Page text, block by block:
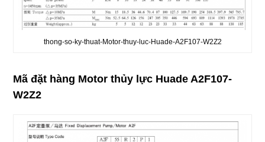
thong-so-ky-thuat-Motor-thuy-luc-Huade-A2F107-W2Z2
Mã đặt hàng Motor thủy lực Huade A2F107-
W2Z2